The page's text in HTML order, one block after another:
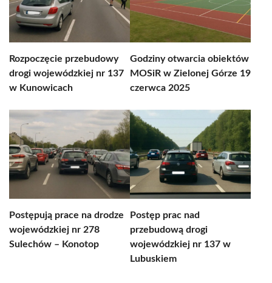
Rozpoczęcie przebudowy
drogi wojewódzkiej nr 137
w Kunowicach
Godziny otwarcia obiektów
MOSiR w Zielonej Górze 19
czerwca 2025
Postępują prace na drodze
wojewódzkiej nr 278
Sulechów – Konotop
Postęp prac nad
przebudową drogi
wojewódzkiej nr 137 w
Lubuskiem